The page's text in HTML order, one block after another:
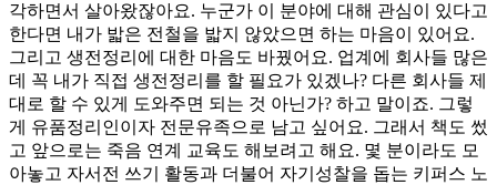
각하면서 살아왔잖아요. 누군가 이 분야에 대해 관심이 있다고
한다면 내가 밟은 전철을 밟지 않았으면 하는 마음이 있어요.
그리고 생전정리에 대한 마음도 바꿨어요. 업계에 회사들 많은
데 꼭 내가 직접 생전정리를 할 필요가 있겠나? 다른 회사들 제
대로 할 수 있게 도와주면 되는 것 아닌가? 하고 말이죠. 그렇
게 유품정리인이자 전문유족으로 남고 싶어요. 그래서 책도 썼
고 앞으로는 죽음 연계 교육도 해보려고 해요. 몇 분이라도 모
아놓고 자서전 쓰기 활동과 더불어 자기성찰을 돕는 키퍼스 노